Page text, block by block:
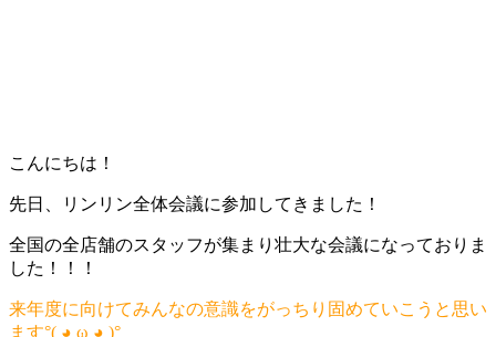
こんにちは！
先日、リンリン全体会議に参加してきました！
全国の全店舗のスタッフが集まり壮大な会議になっておりま
した！！！
来年度に向けてみんなの意識をがっちり固めていこうと思い
ます°( ◕ ω ◕ )°